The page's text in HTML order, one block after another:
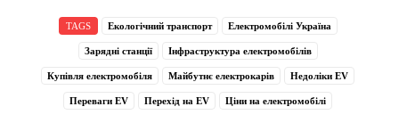
TAGS Екологічний транспорт Електромобілі Україна
Зарядні станції Інфраструктура електромобілів
Купівля електромобіля Майбутнє електрокарів Недоліки EV
Переваги EV Перехід на EV Ціни на електромобілі